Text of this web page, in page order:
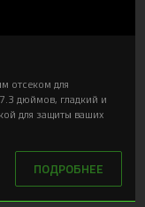
отсеком для
дюймов, гладкий и
для защиты ваших
ПОДРОБНЕЕ